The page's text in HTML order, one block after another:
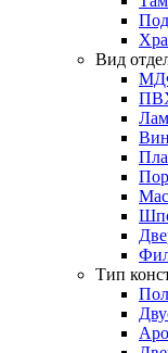
Вид
Тип